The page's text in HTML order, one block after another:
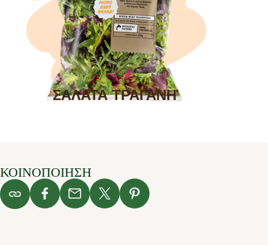
ΣΑΛΑΤΑ ΤΡΑΓΑΝΗ
ΚΟΙΝΟΠΟΙΗΣΗ